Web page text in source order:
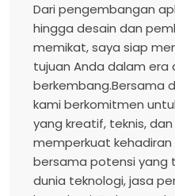
Dari pengembangan
hingga desain dan
memikat, saya siap
tujuan Anda dalam era
berkembang.Bersama
kami berkomitmen
yang kreatif, teknis,
memperkuat kehadiran
bersama potensi yang
dunia teknologi, jasa